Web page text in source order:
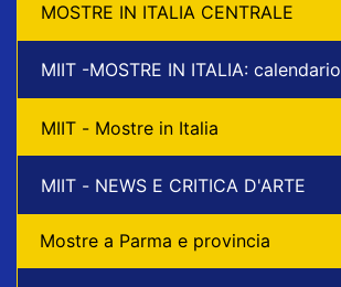
MOSTRE IN ITALIA CENTRALE
MIIT -MOSTRE IN ITALIA: calendario
MIIT - Mostre in Italia
MIIT - NEWS E CRITICA D'ARTE
Mostre a Parma e provincia